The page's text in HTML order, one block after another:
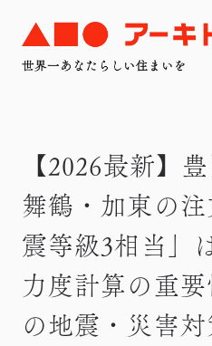
【2026最新】
舞鶴・加東の
震等級3相当」
力度計算の重
の地震・災害